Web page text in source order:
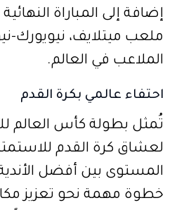
إضافة إلى المباراة
ملعب ميتلايف، نيويورك-
الملاعب في العالم.
احتفاء عالمي بكرة القدم
لعشاق كرة القدم
المستوى بين أفضل
خطوة مهمة نحو تعزيز